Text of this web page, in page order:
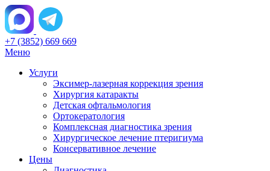
+7 (3852) 669 669
Меню
Услуги
Эксимер-лазерная коррекция зрения
Хирургия катаракты
Детская офтальмология
Ортокератология
Комплексная диагностика зрения
Хирургическое лечение птеригиума
Консервативное лечение
Цены